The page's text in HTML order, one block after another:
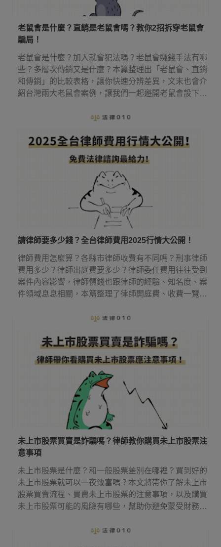
老鼠會是什麼？直銷是老鼠會嗎？教你2招拆穿老鼠會
騙局！
老鼠會是什麼？加入就會犯法嗎？老鼠會賺錢手法有哪
些？多層次傳銷又是什麼？本篇整理出「老鼠會、直銷
和傳銷」的比較表格，讓你快速分辨差異，文末也會介
紹台灣兩大老鼠會案例，讓我們一起避開老鼠會設下的
請律師要多少錢？全台律師費用2025行情大公開！
律師費用怎麼算？各縣市律師收費有不同嗎？刑事律師
費用多少？律師出庭費要多少？律師委任費用往往受到
案件內容影響，律師價錢也跟律師的經驗、知名度、案
件領域息息相關，本篇整理了律師開庭費、收費一覽表
未上市股票買賣是詐騙嗎？律師教你購買未上市股票注
意事項
未上市股票是什麼？和一般股票差別在哪裡？買到好的
未上市股票就可以一夜致富嗎？本文將帶你了解未上市
股票買賣流程、買賣未上市股票的注意事項，以及購買
未上市股票可能的風險有哪些，幫助你避免蒙受財務損